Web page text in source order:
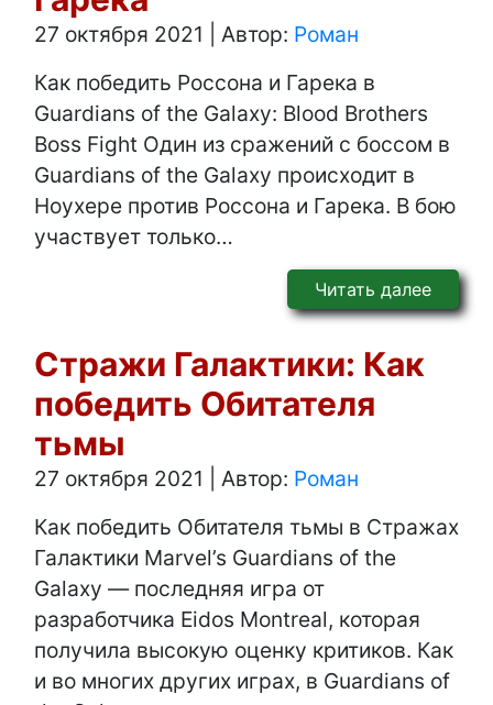
27 октября 2021 Автор: Роман
Как победить Россона и Гарека в
Guardians of the Galaxy: Blood Brothers
Boss Fight Один из сражений с боссом в
Guardians of the Galaxy происходит в
Ноухере против Россона и Гарека. В бою
участвует только…
Читать далее
Стражи Галактики: Как
победить Обитателя
тьмы
27 октября 2021 Автор: Роман
Как победить Обитателя тьмы в Стражах
Галактики Marvel’s Guardians of the
Galaxy — последняя игра от
разработчика Eidos Montreal, которая
получила высокую оценку критиков. Как
и во многих других играх, в Guardians of